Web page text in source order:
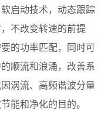
启动技术，动态跟踪
不改变转速的前提
的功率匹配，同时可
顺流和浪涌，改善系
涡流、高频谐波分量
能和净化的目的。